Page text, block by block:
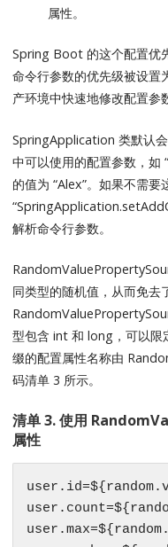
属性。
Spring Boot 的这个配置优
命令行参数的优先级被设置
产环境中快速地修改配置参
SpringApplication 类默认
中可以使用的配置参数，如
的值为 “Alex”。如果不需要
解析命令行参数。
同类型的随机值，从而免去
型包含 int 和 long，可以限
缀的配置属性名称由
码清单 3 所示。
清单 3. 使用
属性